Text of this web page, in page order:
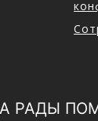
РАДЫ